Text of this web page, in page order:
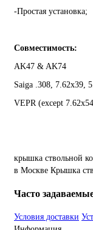
-Простая установка;
Совместимость:
AK47 & AK74
Saiga .308, 7.62x39,
VEPR (except
крышка ствольной
в Москве Крышка
Часто
Условия доставки